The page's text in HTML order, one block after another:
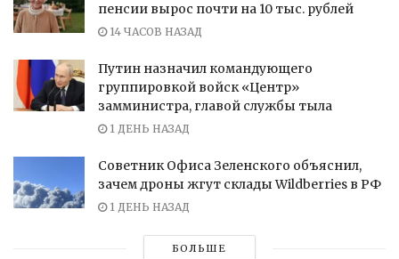
пенсии вырос почти на 10 тыс. рублей
14 ЧАСОВ НАЗАД
Путин назначил командующего
группировкой войск «Центр»
замминистра, главой службы тыла
1 ДЕНЬ НАЗАД
Советник Офиса Зеленского объяснил,
зачем дроны жгут склады Wildberries в РФ
1 ДЕНЬ НАЗАД
БОЛЬШЕ